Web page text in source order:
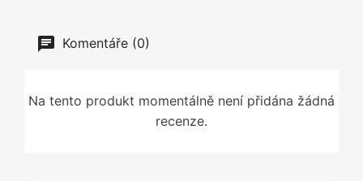
Komentáře (0)
Na tento produkt momentálně není přidána žádná
recenze.